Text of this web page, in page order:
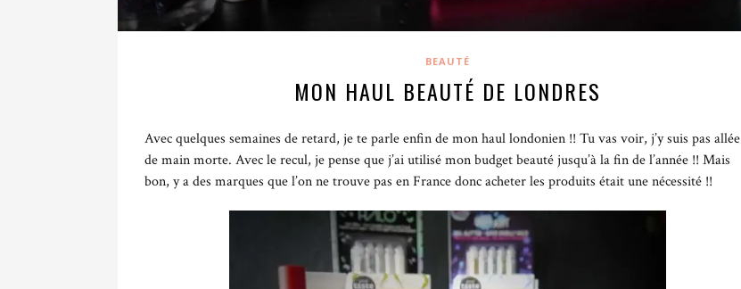
BEAUTÉ
MON HAUL BEAUTÉ DE LONDRES
Avec quelques semaines de retard, je te parle enfin de mon haul londonien !! Tu vas voir, j’y suis pas allée
de main morte. Avec le recul, je pense que j’ai utilisé mon budget beauté jusqu’à la fin de l’année !! Mais
bon, y a des marques que l’on ne trouve pas en France donc acheter les produits était une nécessité !!